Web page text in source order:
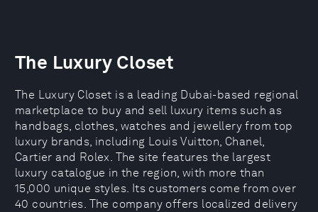
The Luxury Closet
The Luxury Closet is a leading Dubai-based regional
marketplace to buy and sell luxury items such as
handbags, clothes, watches and jewellery from top
luxury brands, including Louis Vuitton, Chanel,
Cartier and Rolex. The site features the largest
luxury catalogue in the region, with more than
15,000 unique styles. Its customers come from over
40 countries. The company offers localized delivery